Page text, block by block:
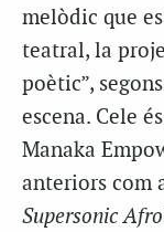
melòdic que
teatral, la
poètic”,
escena. Cele
Manaka
anteriors com
Supersonic